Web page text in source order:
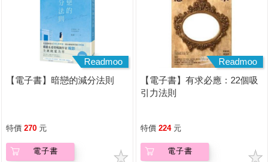
Readmoo
【電子書】暗戀的減分法則
特價 270 元
電子書
Readmoo
【電子書】有求必應：22個吸
引力法則
特價 224 元
電子書